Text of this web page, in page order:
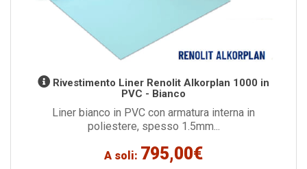
Rivestimento Liner Renolit Alkorplan 1000 in
PVC - Bianco
Liner bianco in PVC con armatura interna in
poliestere, spesso 1.5mm...
A soli: 795,00€